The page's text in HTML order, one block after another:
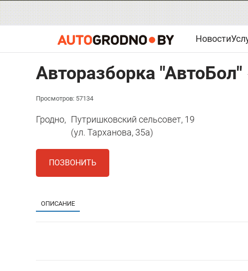
Новости
Авторазборка "АвтоБол"
Просмотров: 57134
Гродно, Путришковский сельсовет, 19
(ул. Тарханова, 35а)
ПОЗВОНИТЬ
ОПИСАНИЕ